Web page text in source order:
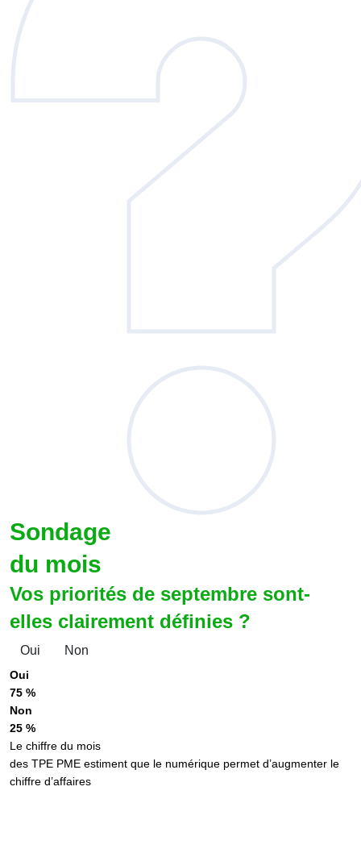
Sondage
du mois
Vos priorités de septembre sont-
elles clairement définies ?
Oui Non
Oui
75 %
Non
25 %
Le chiffre du mois
des TPE PME estiment que le numérique permet d’augmenter le
chiffre d’affaires